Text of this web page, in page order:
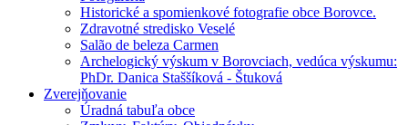
Historické a spomienkové fotografie obce Borovce.
Zdravotné stredisko Veselé
Salão de beleza Carmen
Archelogický výskum v Borovciach, vedúca výskumu:
PhDr. Danica Staššíková - Štuková
Zverejňovanie
Úradná tabuľa obce